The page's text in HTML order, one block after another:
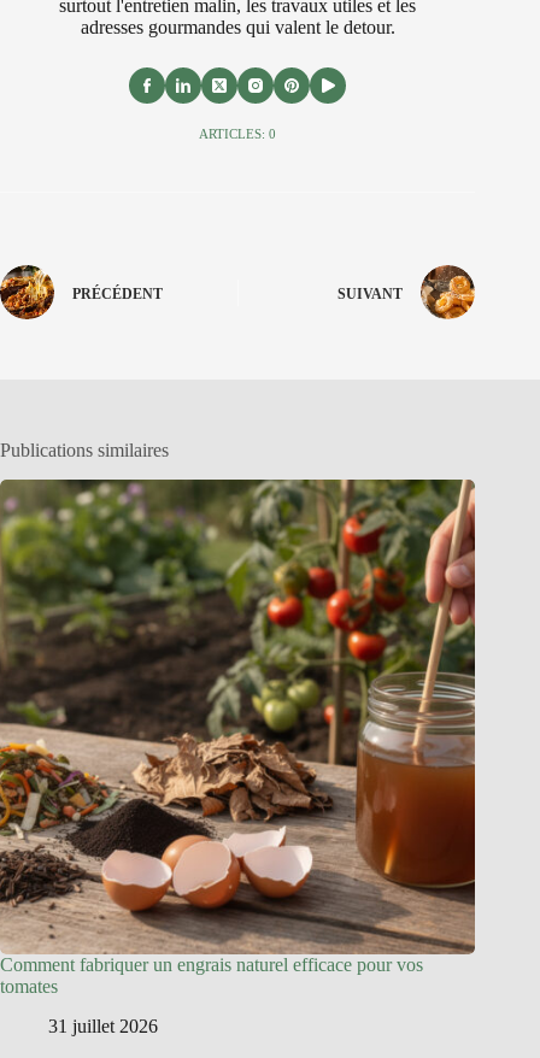
surtout l'entretien malin, les travaux utiles et les
adresses gourmandes qui valent le detour.
ARTICLES: 0
PRÉCÉDENT SUIVANT
Publications similaires
Comment fabriquer un engrais naturel efficace pour vos
tomates
31 juillet 2026